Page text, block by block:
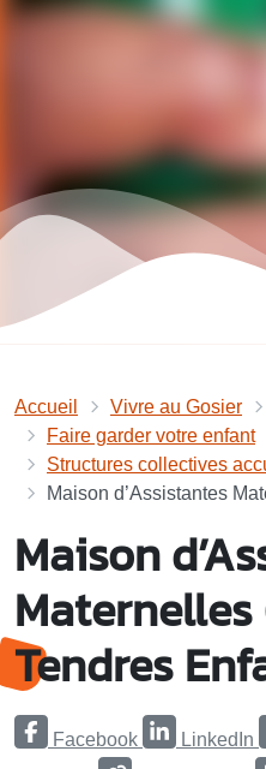
Accueil Vivre au Gosier
Faire garder votre enfant
Structures collectives
Maison d’Assistantes
Maison
Maternelles
Tendres
Facebook LinkedIn